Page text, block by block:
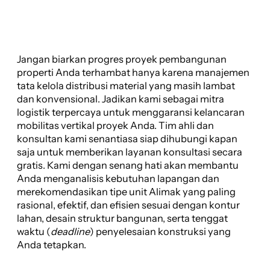
Jangan biarkan progres proyek pembangunan
properti Anda terhambat hanya karena manajemen
tata kelola distribusi material yang masih lambat
dan konvensional. Jadikan kami sebagai mitra
logistik terpercaya untuk menggaransi kelancaran
mobilitas vertikal proyek Anda. Tim ahli dan
konsultan kami senantiasa siap dihubungi kapan
saja untuk memberikan layanan konsultasi secara
gratis. Kami dengan senang hati akan membantu
Anda menganalisis kebutuhan lapangan dan
merekomendasikan tipe unit Alimak yang paling
rasional, efektif, dan efisien sesuai dengan kontur
lahan, desain struktur bangunan, serta tenggat
waktu (deadline) penyelesaian konstruksi yang
Anda tetapkan.